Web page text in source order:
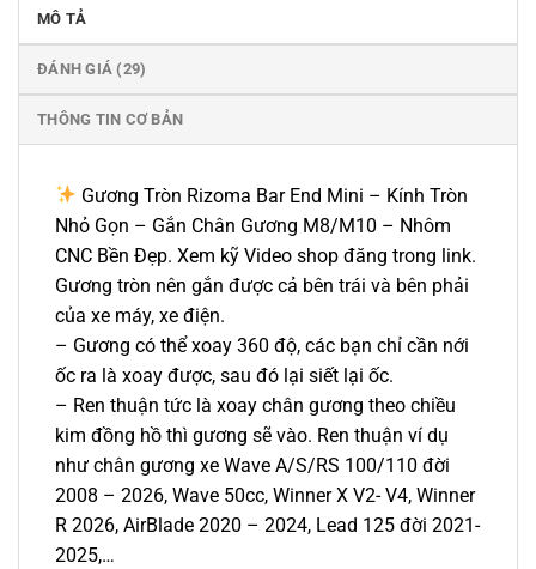
MÔ TẢ
ĐÁNH GIÁ (29)
THÔNG TIN CƠ BẢN
Gương Tròn Rizoma Bar End Mini – Kính Tròn
Nhỏ Gọn – Gắn Chân Gương M8/M10 – Nhôm
CNC Bền Đẹp. Xem kỹ Video shop đăng trong link.
Gương tròn nên gắn được cả bên trái và bên phải
của xe máy, xe điện.
– Gương có thể xoay 360 độ, các bạn chỉ cần nới
ốc ra là xoay được, sau đó lại siết lại ốc.
– Ren thuận tức là xoay chân gương theo chiều
kim đồng hồ thì gương sẽ vào. Ren thuận ví dụ
như chân gương xe Wave A/S/RS 100/110 đời
2008 – 2026, Wave 50cc, Winner X V2- V4, Winner
R 2026, AirBlade 2020 – 2024, Lead 125 đời 2021-
2025,…